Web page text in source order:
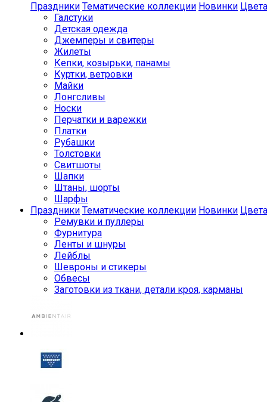
Праздники Тематические коллекции Новинки Цвета
Галстуки
Детская одежда
Джемперы и свитеры
Жилеты
Кепки, козырьки, панамы
Куртки, ветровки
Майки
Лонгсливы
Носки
Перчатки и варежки
Платки
Рубашки
Толстовки
Свитшоты
Шапки
Штаны, шорты
Шарфы
Праздники Тематические коллекции Новинки Цвета
Ремувки и пуллеры
Фурнитура
Ленты и шнуры
Лейблы
Шевроны и стикеры
Обвесы
Заготовки из ткани, детали кроя, карманы